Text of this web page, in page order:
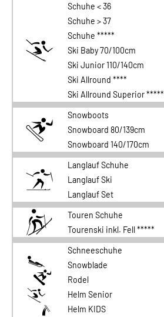
Schuhe < 36
Schuhe > 37
Schuhe *****
Ski Baby 70/100cm
Ski Junior 110/140cm
Ski Allround ****
Ski Allround Superior *****
Snowboots
Snowboard 80/139cm
Snowboard 140/170cm
Langlauf Schuhe
Langlauf Ski
Langlauf Set
Touren Schuhe
Tourenski inkl. Fell *****
Schneeschuhe
Snowblade
Rodel
Helm Senior
Helm KIDS